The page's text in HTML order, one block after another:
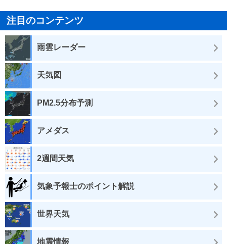
注目のコンテンツ
雨雲レーダー
天気図
PM2.5分布予測
アメダス
2週間天気
気象予報士のポイント解説
世界天気
地震情報